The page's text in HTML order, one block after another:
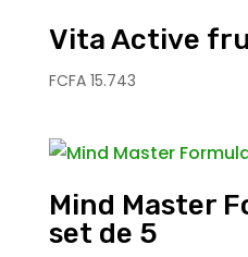
Vita Active
FCFA15.743
Mind Master
set de 5